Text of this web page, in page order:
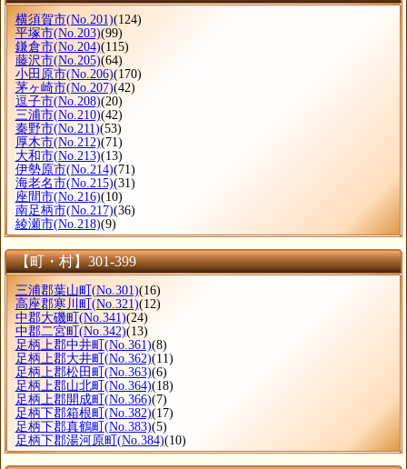
横須賀市(No.201)(124)
平塚市(No.203)(99)
鎌倉市(No.204)(115)
藤沢市(No.205)(64)
小田原市(No.206)(170)
茅ヶ崎市(No.207)(42)
逗子市(No.208)(20)
三浦市(No.210)(42)
秦野市(No.211)(53)
厚木市(No.212)(71)
大和市(No.213)(13)
伊勢原市(No.214)(71)
海老名市(No.215)(31)
座間市(No.216)(10)
南足柄市(No.217)(36)
綾瀬市(No.218)(9)
【町・村】301-399
三浦郡葉山町 (No.301)(16)
高座郡寒川町 (No.321)(12)
中郡大磯町 (No.341)(24)
中郡二宮町 (No.342)(13)
足柄上郡中井町 (No.361)(8)
足柄上郡大井町 (No.362)(11)
足柄上郡松田町 (No.363)(6)
足柄上郡山北町 (No.364)(18)
足柄上郡開成町 (No.366)(7)
足柄下郡箱根町 (No.382)(17)
足柄下郡真鶴町 (No.383)(5)
足柄下郡湯河原町 (No.384)(10)